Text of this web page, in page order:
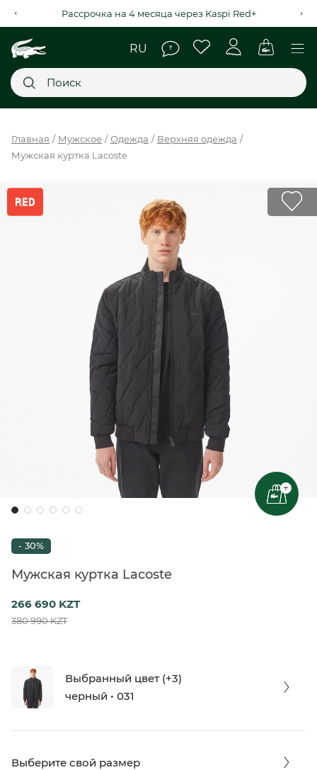
Рассрочка на 4 месяца через Kaspi Red+
НОВИНКИ
SALE
МЫ LACOSTE
Главная Мужское Одежда
Верхняя одежда
Мужская куртка Lacoste
+
- 30%
Мужская куртка Lacoste
266 690 KZT
380 990 KZT
Выбранный цвет (+3)
черный • 031
Выберите свой размер